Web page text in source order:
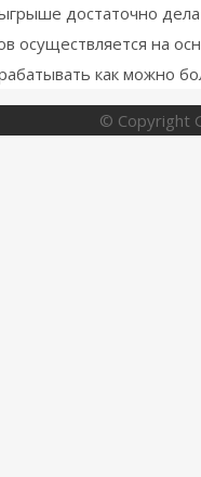
достаточно
осуществляется на
как можно
© Copyright